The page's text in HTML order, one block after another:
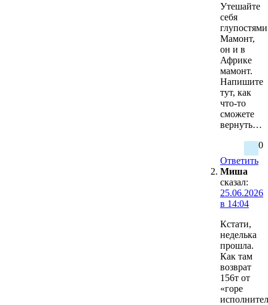
Утешайте
себя
Мамонт,
он и в
Африке
мамонт.
Напишите
тут, как
что-то
сможете
вернуть…
0
Ответить
Миша
сказал:
25.06.2026
в 14:04
Кстати,
неделька
прошла.
Как там
возврат
156т от
«горе